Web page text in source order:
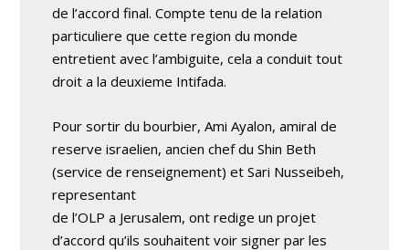
de l’accord final. Compte tenu de la relation
particuliere que cette region du monde
entretient avec l’ambiguite, cela a conduit tout
droit a la deuxieme Intifada.
Pour sortir du bourbier, Ami Ayalon, amiral de
reserve israelien, ancien chef du Shin Beth
(service de renseignement) et Sari Nusseibeh,
representant
de l’OLP a Jerusalem, ont redige un projet
d’accord qu’ils souhaitent voir signer par les